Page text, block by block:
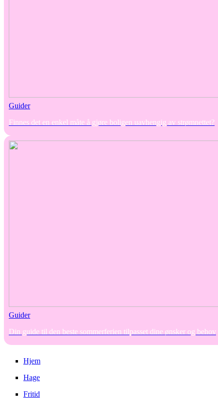
Guider
Finnes det en enkel måte å gjøre boligen uavhengig av strømnettet?
Guider
Din guide til den beste sommerferien tilpasset dine ønsker og behov
Hjem
Hage
Fritid